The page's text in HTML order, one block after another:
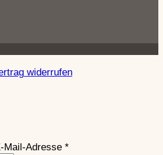
widerrufen
Mail-Adresse *Erforderlich